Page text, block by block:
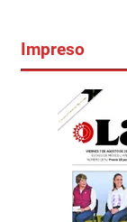
Impreso